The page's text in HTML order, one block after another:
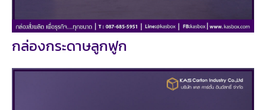
กล่องกระดาษลูกฟูก